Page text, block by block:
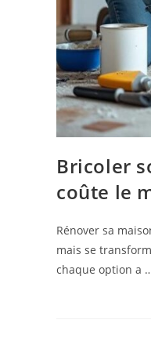
Bricoler
coûte le
Rénover sa
mais se
chaque option a